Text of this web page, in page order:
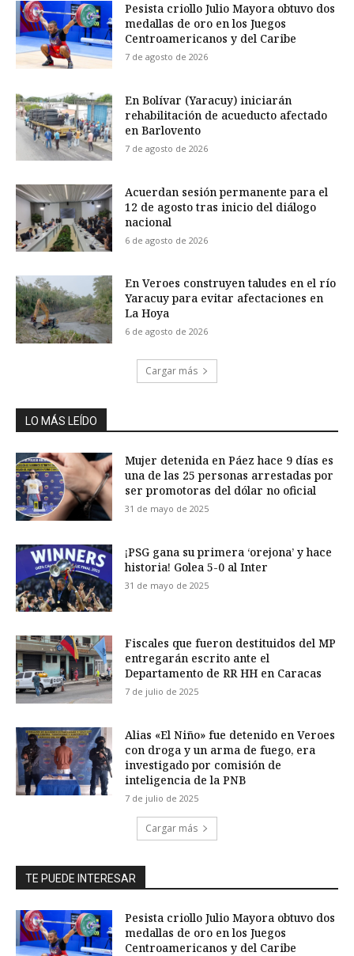
Pesista criollo Julio Mayora obtuvo dos
medallas de oro en los Juegos
Centroamericanos y del Caribe
7 de agosto de 2026
En Bolívar (Yaracuy) iniciarán
rehabilitación de acueducto afectado
en Barlovento
7 de agosto de 2026
Acuerdan sesión permanente para el
12 de agosto tras inicio del diálogo
nacional
6 de agosto de 2026
En Veroes construyen taludes en el río
Yaracuy para evitar afectaciones en
La Hoya
6 de agosto de 2026
Cargar más
LO MÁS LEÍDO
Mujer detenida en Páez hace 9 días es
una de las 25 personas arrestadas por
ser promotoras del dólar no oficial
31 de mayo de 2025
¡PSG gana su primera ‘orejona’ y hace
historia! Golea 5-0 al Inter
31 de mayo de 2025
Fiscales que fueron destituidos del MP
entregarán escrito ante el
Departamento de RR HH en Caracas
7 de julio de 2025
Alias «El Niño» fue detenido en Veroes
con droga y un arma de fuego, era
investigado por comisión de
inteligencia de la PNB
7 de julio de 2025
Cargar más
TE PUEDE INTERESAR
Pesista criollo Julio Mayora obtuvo dos
medallas de oro en los Juegos
Centroamericanos y del Caribe